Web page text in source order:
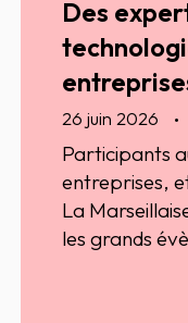
et expertise
expliquent
financières
d'anticiper les
les signaux
et
performance
Des
26 juin 2026
Participants
entreprises,
La
les grands
sud-est